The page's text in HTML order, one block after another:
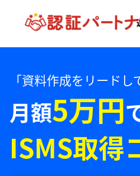
「資料作成をリード
月額5万円
ISMS取得